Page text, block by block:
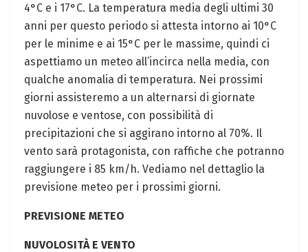
4°C e i 17°C. La temperatura media degli ultimi 30
anni per questo periodo si attesta intorno ai 10°C
per le minime e ai 15°C per le massime, quindi ci
aspettiamo un meteo all’incirca nella media, con
qualche anomalia di temperatura. Nei prossimi
giorni assisteremo a un alternarsi di giornate
nuvolose e ventose, con possibilità di
precipitazioni che si aggirano intorno al 70%. Il
vento sarà protagonista, con raffiche che potranno
raggiungere i 85 km/h. Vediamo nel dettaglio la
previsione meteo per i prossimi giorni.
PREVISIONE METEO
NUVOLOSITÀ E VENTO